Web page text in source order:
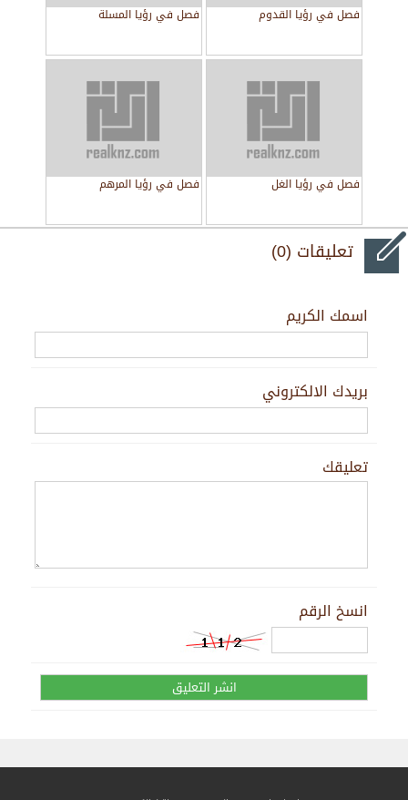
فصل في رؤيا القدوم فصل في رؤيا المسلة
فصل في رؤيا الغل فصل في رؤيا المرهم
تعليقات (0)
اسمك الكريم
بريدك الالكتروني
تعليقك
انسخ الرقم